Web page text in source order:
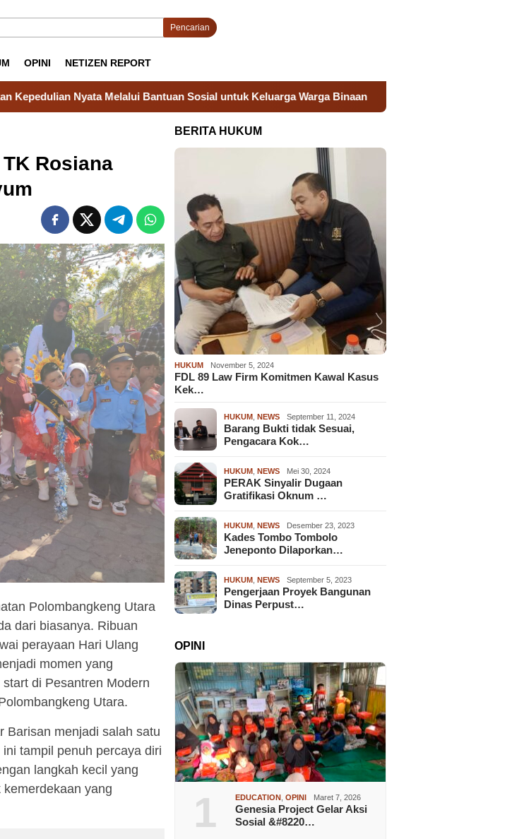
Pencarian
OPINI NETIZEN REPORT
Bantuan Sosial untuk Keluarga Warga Binaan Donor Darah Semarak HUT RI, Lapas
Rosiana
Polombangkeng Utara
dari biasanya. Ribuan
perayaan Hari Ulang
momen yang
di Pesantren Modern
Utara.
Barisan menjadi salah satu
tampil penuh percaya diri
langkah kecil yang
yang
BERITA HUKUM
HUKUM November 5, 2024
FDL 89 Law Firm Komitmen Kawal Kasus
Kek…
HUKUM ,NEWS September 11, 2024
Barang Bukti tidak Sesuai,
Pengacara Kok…
HUKUM ,NEWS Mei 30, 2024
PERAK Sinyalir Dugaan
Gratifikasi Oknum …
HUKUM ,NEWS Desember 23, 2023
Kades Tombo Tombolo
Jeneponto Dilaporkan…
HUKUM ,NEWS September 5, 2023
Pengerjaan Proyek Bangunan
Dinas Perpust…
OPINI
1 EDUCATION ,OPINI Maret 7, 2026
Genesia Project Gelar Aksi
Sosial &#8220…